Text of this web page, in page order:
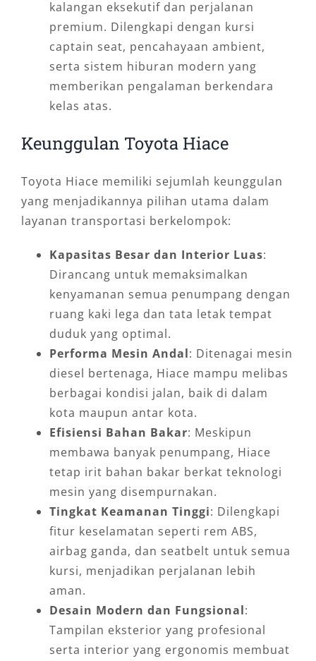
kalangan eksekutif dan perjalanan
premium. Dilengkapi dengan kursi
captain seat, pencahayaan ambient,
serta sistem hiburan modern yang
memberikan pengalaman berkendara
kelas atas.
Keunggulan Toyota Hiace
Toyota Hiace memiliki sejumlah keunggulan
yang menjadikannya pilihan utama dalam
layanan transportasi berkelompok:
Kapasitas Besar dan Interior Luas:
Dirancang untuk memaksimalkan
kenyamanan semua penumpang dengan
ruang kaki lega dan tata letak tempat
duduk yang optimal.
Performa Mesin Andal: Ditenagai mesin
diesel bertenaga, Hiace mampu melibas
berbagai kondisi jalan, baik di dalam
kota maupun antar kota.
Efisiensi Bahan Bakar: Meskipun
membawa banyak penumpang, Hiace
tetap irit bahan bakar berkat teknologi
mesin yang disempurnakan.
Tingkat Keamanan Tinggi: Dilengkapi
fitur keselamatan seperti rem ABS,
airbag ganda, dan seatbelt untuk semua
kursi, menjadikan perjalanan lebih
aman.
Desain Modern dan Fungsional:
Tampilan eksterior yang profesional
serta interior yang ergonomis membuat